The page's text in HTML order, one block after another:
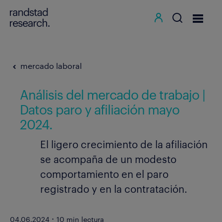
mercado laboral
Análisis del mercado de trabajo |
Datos paro y afiliación mayo
2024.
El ligero crecimiento de la afiliación
se acompaña de un modesto
comportamiento en el paro
registrado y en la contratación.
04.06.2024 · 10 min lectura